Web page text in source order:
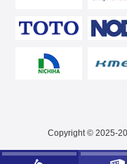
Copyright © 2025-